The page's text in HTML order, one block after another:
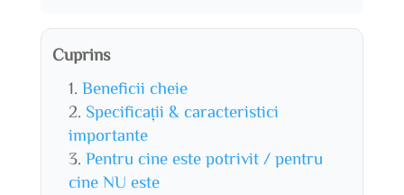
Cuprins
Beneficii cheie
Specificații & caracteristici
importante
Pentru cine este potrivit / pentru
cine NU este